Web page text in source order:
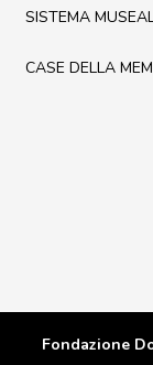
SISTEMA
CASE DELLA
Fondazione